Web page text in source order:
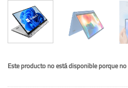
Este producto no está disponible porque